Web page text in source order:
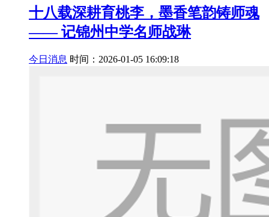
十八载深耕育桃李，墨香笔韵铸师魂
—— 记锦州中学名师战琳
今日消息 时间：2026-01-05 16:09:18